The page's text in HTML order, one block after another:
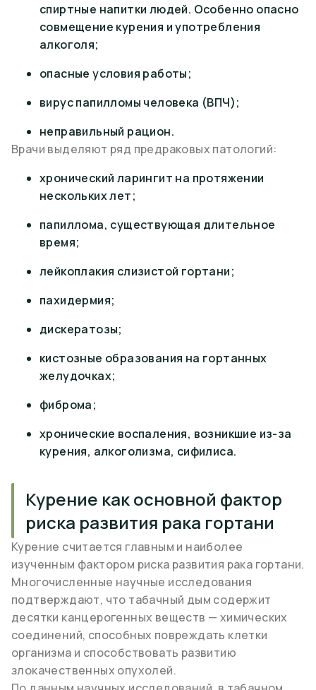
спиртные напитки людей. Особенно опасно
совмещение курения и употребления
алкоголя;
опасные условия работы;
вирус папилломы человека (ВПЧ);
неправильный рацион.
Врачи выделяют ряд предраковых патологий:
хронический ларингит на протяжении
нескольких лет;
папиллома, существующая длительное
время;
лейкоплакия слизистой гортани;
пахидермия;
дискератозы;
кистозные образования на гортанных
желудочках;
фиброма;
хронические воспаления, возникшие из-за
курения, алкоголизма, сифилиса.
Курение как основной фактор
риска развития рака гортани
Курение считается главным и наиболее
изученным фактором риска развития рака гортани.
Многочисленные научные исследования
подтверждают, что табачный дым содержит
десятки канцерогенных веществ — химических
соединений, способных повреждать клетки
организма и способствовать развитию
злокачественных опухолей.